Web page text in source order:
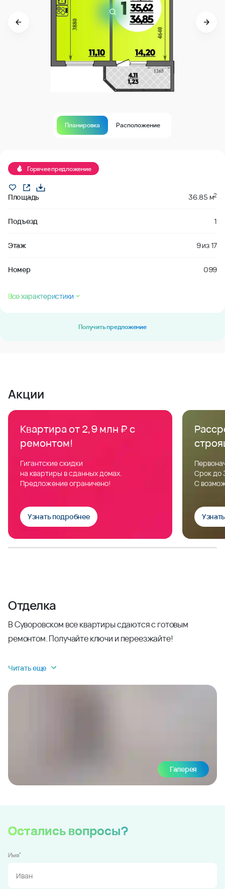
Планировка Расположение
Горячее предложение
Площадь 36.85 м2
Подъезд 1
Этаж 9из17
Номер 099
Все характеристики
Получить предложение
Акции
Квартира от 2,9 млн ₽ с
ремонтом!
Гигантские скидки
на квартиры в сданных домах.
Предложение ограничено!
Узнать подробнее
Срок до
С
Отделка
В Суворовском все квартиры сдаются с готовым
ремонтом. Получайте ключи и переезжайте!
Читать еще
Галерея
Остались вопросы?
Имя*